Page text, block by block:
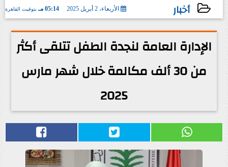
أخبار الأربعاء، 2 أبريل 2025 05:14 مـ بتوقيت القاهرة
2025-04-02 17:14:30
الإدارة العامة لنجدة الطفل تتلقى أكثر
من 30 ألف مكالمة خلال شهر مارس
2025